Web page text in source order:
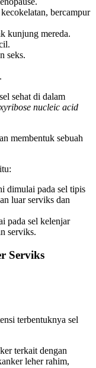
bercampur
kunjung mereda.
seks.
sehat di dalam
nucleic acid
membentuk sebuah
dimulai pada sel tipis
luar serviks dan
pada sel kelenjar
serviks.
Serviks
terbentuknya sel
terkait dengan
leher rahim,